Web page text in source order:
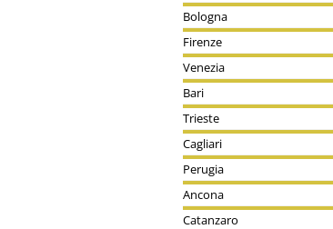
Bologna
Firenze
Venezia
Bari
Trieste
Cagliari
Perugia
Ancona
Catanzaro